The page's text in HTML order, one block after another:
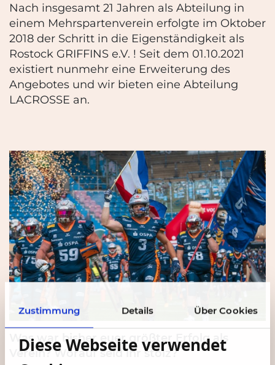
Zustimmung Details Über Cookies
Diese Webseite verwendet
Nach insgesamt 21 Jahren als Abteilung in
einem Mehrspartenverein erfolgte im Oktober
2018 der Schritt in die Eigenständigkeit als
Rostock GRIFFINS e.V. ! Seit dem 01.10.2021
existiert nunmehr eine Erweiterung des
Angebotes und wir bieten eine Abteilung
LACROSSE an.
Was war bisher euer größter Erfolg als
Verein? Worauf seid ihr stolz?